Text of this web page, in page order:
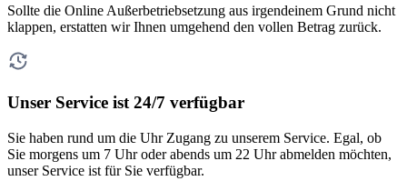
Sollte die Online Außerbetriebsetzung aus irgendeinem Grund nicht
klappen, erstatten wir Ihnen umgehend den vollen Betrag zurück.
Unser Service ist 24/7 verfügbar
Sie haben rund um die Uhr Zugang zu unserem Service. Egal, ob
Sie morgens um 7 Uhr oder abends um 22 Uhr abmelden möchten,
unser Service ist für Sie verfügbar.